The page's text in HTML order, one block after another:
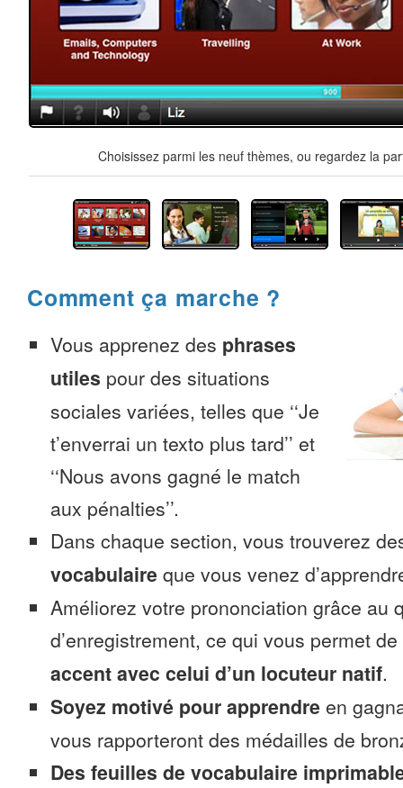
Choisissez parmi les neuf thèmes, ou regardez la
Comment ça marche ?
Vous apprenez des phrases
utiles pour des situations
sociales variées, telles que ‘‘Je
t’enverrai un texto plus tard’’ et
‘‘Nous avons gagné le match
aux pénalties’’.
Dans chaque section, vous trouverez
vocabulaire que vous venez
Améliorez votre prononciation grâce au
d’enregistrement, ce qui vous permet de
accent avec celui d’un locuteur natif.
Soyez motivé pour apprendre en
vous rapporteront des médailles de
Des feuilles de vocabulaire